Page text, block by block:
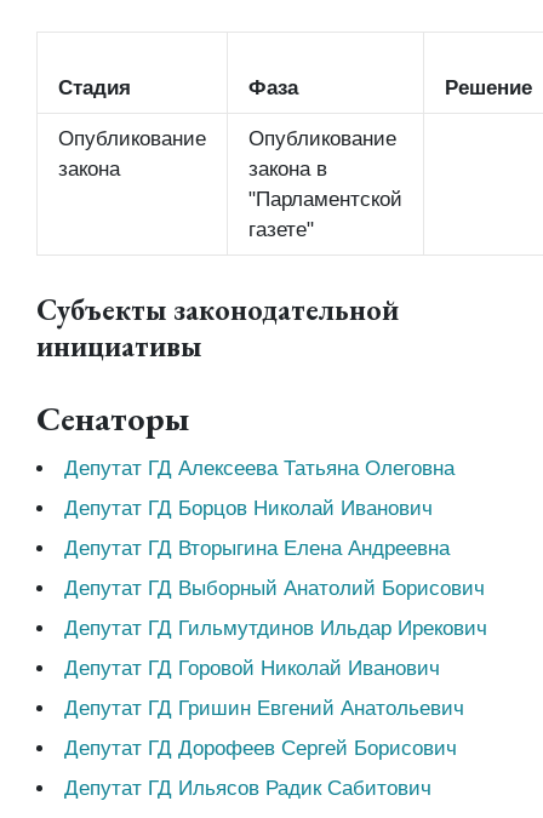
Стадия Фаза Решение
Опубликование
закона
Опубликование
закона в
"Парламентской
газете"
Субъекты законодательной
инициативы
Сенаторы
Депутат ГД Алексеева Татьяна Олеговна
Депутат ГД Борцов Николай Иванович
Депутат ГД Вторыгина Елена Андреевна
Депутат ГД Выборный Анатолий Борисович
Депутат ГД Гильмутдинов Ильдар Ирекович
Депутат ГД Горовой Николай Иванович
Депутат ГД Гришин Евгений Анатольевич
Депутат ГД Дорофеев Сергей Борисович
Депутат ГД Ильясов Радик Сабитович